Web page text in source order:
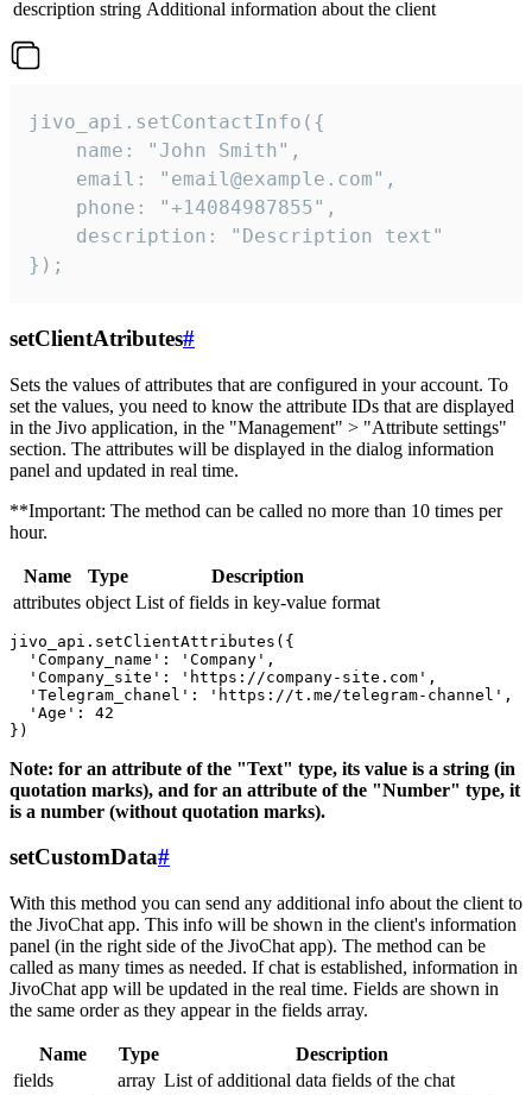
description string Additional information about the client
jivo_api.setContactInfo({
    name: "John Smith",
    email: "email@example.com",
    phone: "+14084987855",
    description: "Description text"
});
setClientAtributes#
Sets the values ​​of attributes that are configured in your account. To
set the values, you need to know the attribute IDs that are displayed
in the Jivo application, in the "Management" > "Attribute settings"
section. The attributes will be displayed in the dialog information
panel and updated in real time.
**Important: The method can be called no more than 10 times per
hour.
Name Type
Description
attributes object List of fields in key-value format
jivo_api.setClientAttributes({
  'Company_name': 'Company',
  'Company_site': 'https://company-site.com',
  'Telegram_chanel': 'https://t.me/telegram-channel',
  'Age': 42
Note: for an attribute of the "Text" type, its value is a string (in
quotation marks), and for an attribute of the "Number" type, it
is a number (without quotation marks).
setCustomData#
With this method you can send any additional info about the client to
the JivoChat app. This info will be shown in the client's information
panel (in the right side of the JivoChat app). The method can be
called as many times as needed. If chat is established, information in
JivoChat app will be updated in the real time. Fields are shown in
the same order as they appear in the fields array.
Name Type
Description
fields
array List of additional data fields of the chat